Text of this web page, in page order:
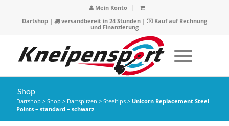
Mein Konto
Dartshop| versandbereit in 24 Stunden |
Kauf auf Rechnung
und Finanzierung
Shop
Dartshop > Shop > Dartspitzen > Steeltips> Unicorn Replacement Steel
Points – standard – schwarz